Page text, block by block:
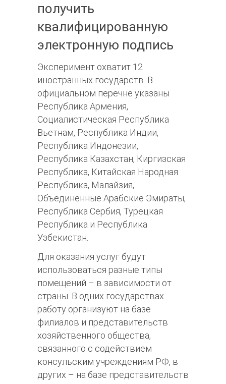
получить
квалифицированную
электронную подпись
Эксперимент охватит 12
иностранных государств. В
официальном перечне указаны
Республика Армения,
Социалистическая Республика
Вьетнам, Республика Индии,
Республика Индонезии,
Республика Казахстан, Киргизская
Республика, Китайская Народная
Республика, Малайзия,
Объединенные Арабские Эмираты,
Республика Сербия, Турецкая
Республика и Республика
Узбекистан.
Для оказания услуг будут
использоваться разные типы
помещений – в зависимости от
страны. В одних государствах
работу организуют на базе
филиалов и представительств
хозяйственного общества,
связанного с содействием
консульским учреждениям РФ, в
других – на базе представительств